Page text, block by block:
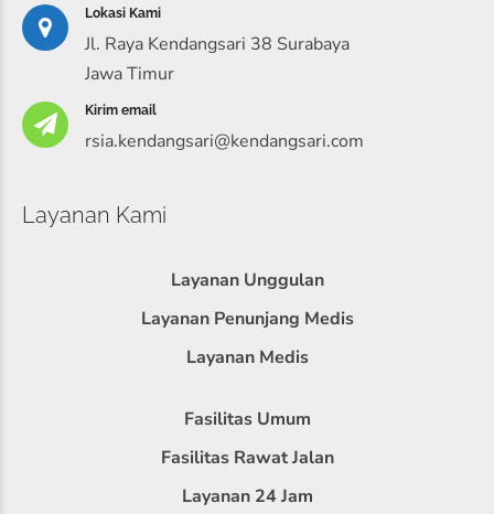
Lokasi Kami
Jl. Raya Kendangsari 38 Surabaya
Jawa Timur
Kirim email
rsia.kendangsari@kendangsari.com
Layanan Kami
Layanan Unggulan
Layanan Penunjang Medis
Layanan Medis
Fasilitas Umum
Fasilitas Rawat Jalan
Layanan 24 Jam